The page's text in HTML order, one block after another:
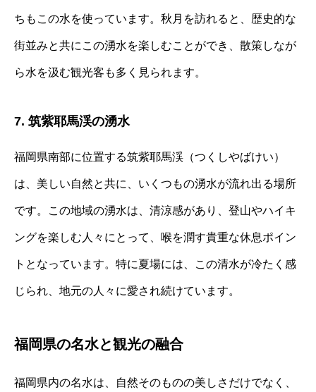
ちもこの水を使っています。秋月を訪れると、歴史的な
街並みと共にこの湧水を楽しむことができ、散策しなが
ら水を汲む観光客も多く見られます。
7. 筑紫耶馬渓の湧水
福岡県南部に位置する筑紫耶馬渓（つくしやばけい）
は、美しい自然と共に、いくつもの湧水が流れ出る場所
です。この地域の湧水は、清涼感があり、登山やハイキ
ングを楽しむ人々にとって、喉を潤す貴重な休息ポイン
トとなっています。特に夏場には、この清水が冷たく感
じられ、地元の人々に愛され続けています。
福岡県の名水と観光の融合
福岡県内の名水は、自然そのものの美しさだけでなく、